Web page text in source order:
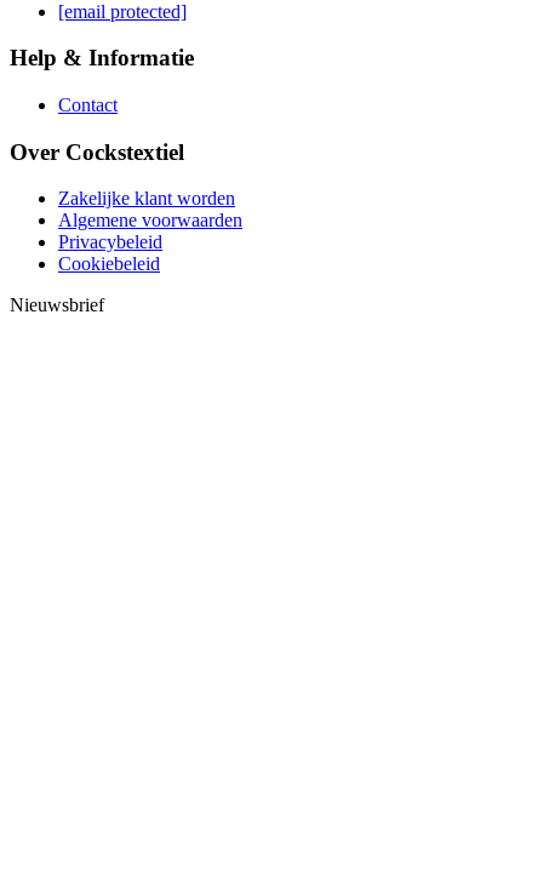
[email protected]
Help & Informatie
Contact
Over Cockstextiel
Zakelijke klant worden
Algemene voorwaarden
Privacybeleid
Cookiebeleid
Nieuwsbrief